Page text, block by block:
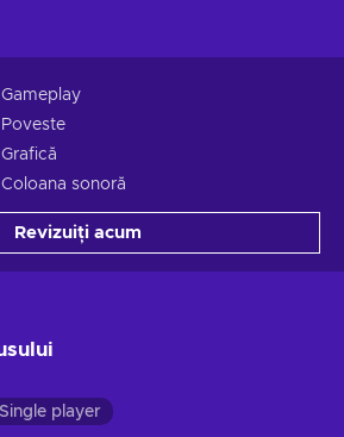
Gameplay
Poveste
Grafică
Coloana sonoră
Revizuiți acum
player